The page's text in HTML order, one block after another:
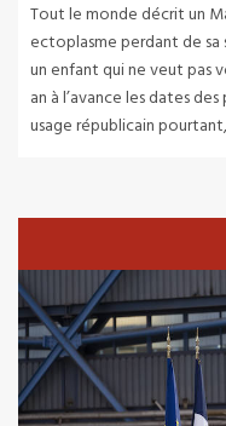
Tout le monde décrit un
ectoplasme perdant de
un enfant qui ne veut pas
an à l’avance les dates
usage républicain